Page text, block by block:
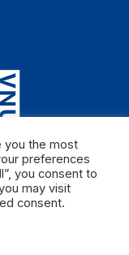
nhiên, Đại học Quốc
2024
you the most
preferences
you consent to
may visit
consent.